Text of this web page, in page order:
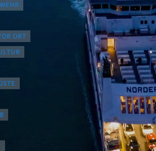
ORT